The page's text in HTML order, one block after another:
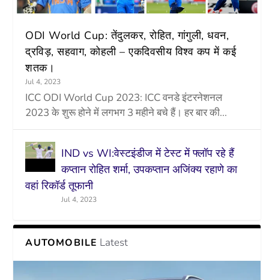
ODI World Cup: तेंदुलकर, रोहित, गांगुली, धवन,
द्रविड़, सहवाग, कोहली – एकदिवसीय विश्व कप में कई
शतक।
Jul 4, 2023
ICC ODI World Cup 2023: ICC वनडे इंटरनेशनल
2023 के शुरू होने में लगभग 3 महीने बचे हैं। हर बार की...
IND vs WI:वेस्टइंडीज में टेस्ट में फ्लॉप रहे हैं
कप्तान रोहित शर्मा, उपकप्तान अजिंक्य रहाणे का
वहां रिकॉर्ड तूफानी
Jul 4, 2023
AUTOMOBILE Latest